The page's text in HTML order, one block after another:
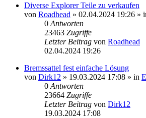
Diverse Explorer Teile zu verkaufen
von Roadhead » 02.04.2024 19:26 »
0 Antworten
23463 Zugriffe
Letzter Beitrag von Roadhead
02.04.2024 19:26
Bremssattel fest einfache Lösung
von Dirk12 » 19.03.2024 17:08 » in
0 Antworten
23664 Zugriffe
Letzter Beitrag von Dirk12
19.03.2024 17:08